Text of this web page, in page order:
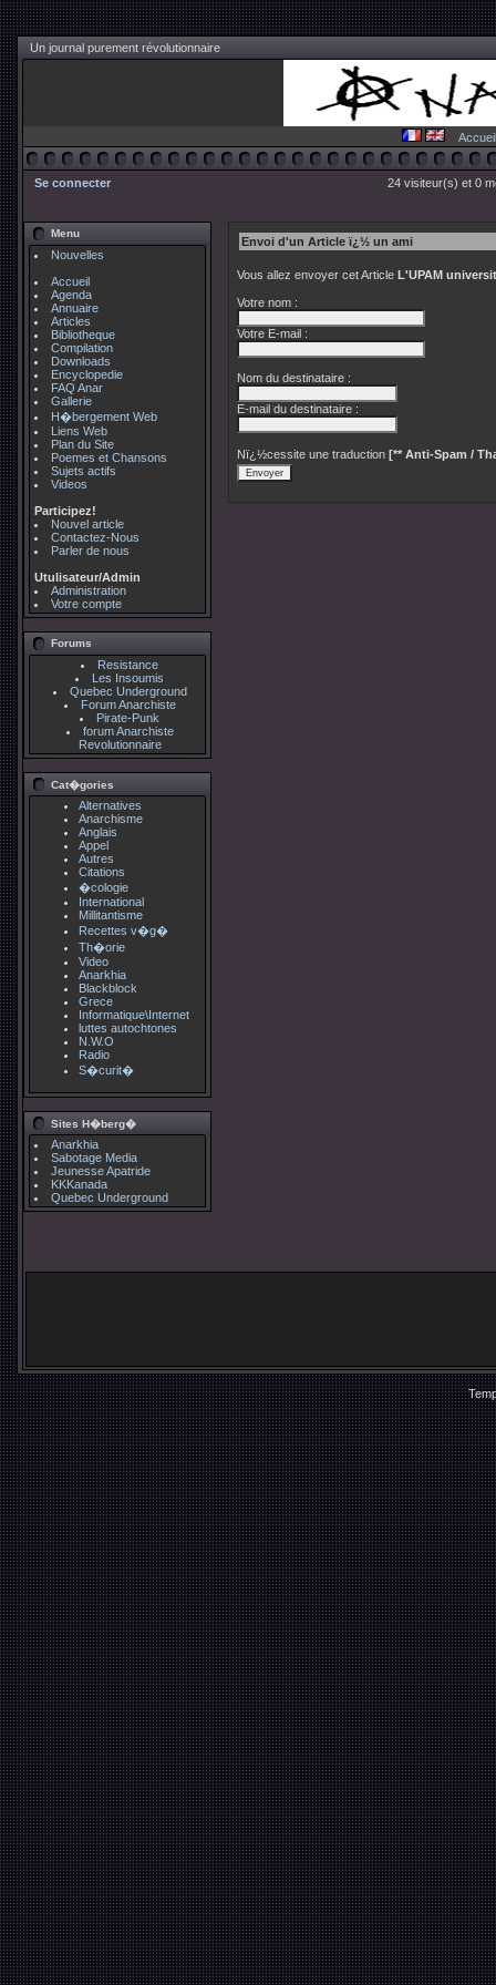
Un journal purement révolutionnaire
Accueil
Se connecter 24 visiteur(s) et 0
Menu
Nouvelles
Accueil
Agenda
Annuaire
Articles
Bibliotheque
Compilation
Downloads
Encyclopedie
FAQ Anar
Gallerie
H�bergement Web
Liens Web
Plan du Site
Poemes et Chansons
Sujets actifs
Videos
Participez!
Nouvel article
Contactez-Nous
Parler de nous
Utulisateur/Admin
Administration
Votre compte
Forums
Resistance
Les Insoumis
Quebec Underground
Forum Anarchiste
Pirate-Punk
forum Anarchiste
Revolutionnaire
Cat�gories
Alternatives
Anarchisme
Anglais
Appel
Autres
Citations
�cologie
International
Millitantisme
Recettes v�g�
Th�orie
Video
Anarkhia
Blackblock
Grece
Informatique\Internet
luttes autochtones
N.W.O
Radio
S�curit�
Sites H�berg�
Anarkhia
Sabotage Media
Jeunesse Apatride
KKKanada
Quebec Underground
Envoi d'un Article ï¿½ un ami
Vous allez envoyer cet Article L'UPAM
Votre nom :
Votre E-mail :
Nom du destinataire :
E-mail du destinataire :
Nï¿½cessite une traduction [** Anti-Spam /